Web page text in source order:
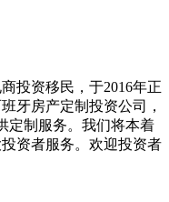
投资移民，于2016年正
牙房产定制投资公司，
定制服务。我们将本着
资者服务。欢迎投资者